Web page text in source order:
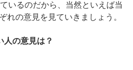
いるのだから、当然といえば当
れの意見を見ていきましょう。
人の意見は？